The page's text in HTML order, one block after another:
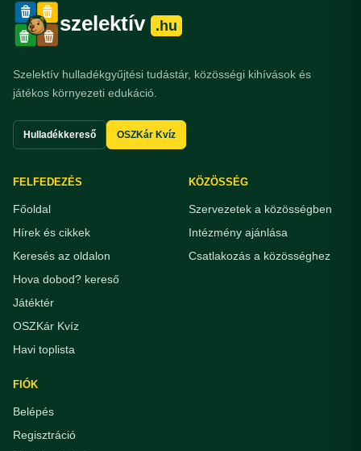
szelektív .hu
Szelektív hulladékgyűjtési tudástár, közösségi kihívások és
játékos környezeti edukáció.
Hulladékkereső OSZKár Kvíz
FELFEDEZÉS
Főoldal
Hírek és cikkek
Keresés az oldalon
Hova dobod? kereső
Játéktér
OSZKár Kvíz
Havi toplista
KÖZÖSSÉG
Szervezetek a közösségben
Intézmény ajánlása
Csatlakozás a közösséghez
FIÓK
Belépés
Regisztráció